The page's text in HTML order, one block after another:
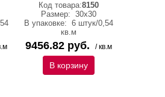
Код товара:8150
Размер: 30х30
В упаковке: 6 штук/0,54
кв.м
9456.82 руб. / кв.м
В корзину